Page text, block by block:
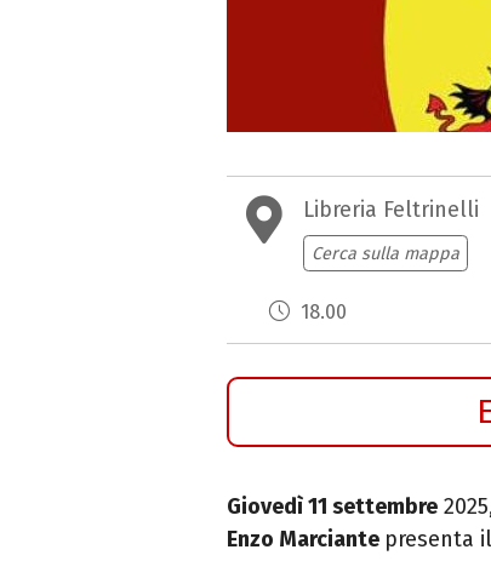
Libreria Feltrinelli
Cerca sulla mappa
18.00
Giovedì 11 settembre
Enzo Marciante presenta